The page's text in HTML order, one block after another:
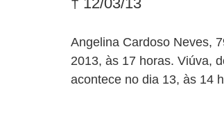
Angelina Cardoso Neves,
2013, às 17 horas. Viúva,
acontece no dia 13, às 14